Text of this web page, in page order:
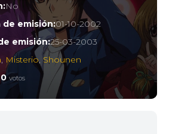
No
de emisión:01-10-2002
emisión:25-03-2003
, Misterio, Shounen
0 votos